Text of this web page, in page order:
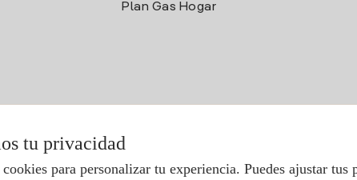
Plan Gas Hogar
tu privacidad
para personalizar tu experiencia. Puedes ajustar tus